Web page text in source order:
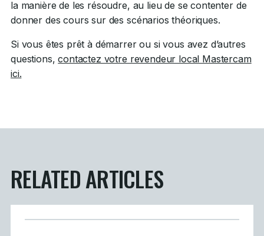
la manière de les résoudre, au lieu de se contenter de
donner des cours sur des scénarios théoriques.
Si vous êtes prêt à démarrer ou si vous avez d’autres
questions,contactez votre revendeur local Mastercam
ici.
RELATED ARTICLES